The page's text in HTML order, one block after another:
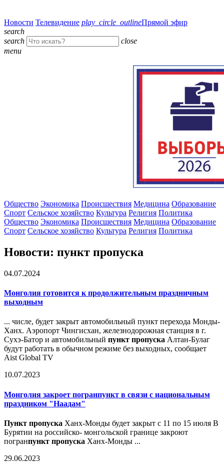
Новости Телевидение play_circle_outlineПрямой эфир
search
search
close
menu
Общество Экономика Происшествия Медицина Образование
Спорт Сельское хозяйство Культура Религия Политика
Общество Экономика Происшествия Медицина Образование
Спорт Сельское хозяйство Культура Религия Политика
Новости: пункт пропуска
04.07.2024
Монголия готовится к продолжительным праздничным
выходным
... числе, будет закрыт автомобильный пункт перехода Монды-
Ханх. Аэропорт Чингисхан, железнодорожная станция в г.
Сухэ-Батор и автомобильный пункт пропуска Алтан-Булаг
будут работать в обычном режиме без выходных, сообщает
Aist Global TV
10.07.2023
Монголия закроет погранпункт в связи с национальным
праздником "Наадам"
Пункт пропуска Ханх-Монды будет закрыт с 11 по 15 июля В
Бурятии на российско- монгольской границе закроют
погранпункт пропуска Ханх-Монды ...
29.06.2023